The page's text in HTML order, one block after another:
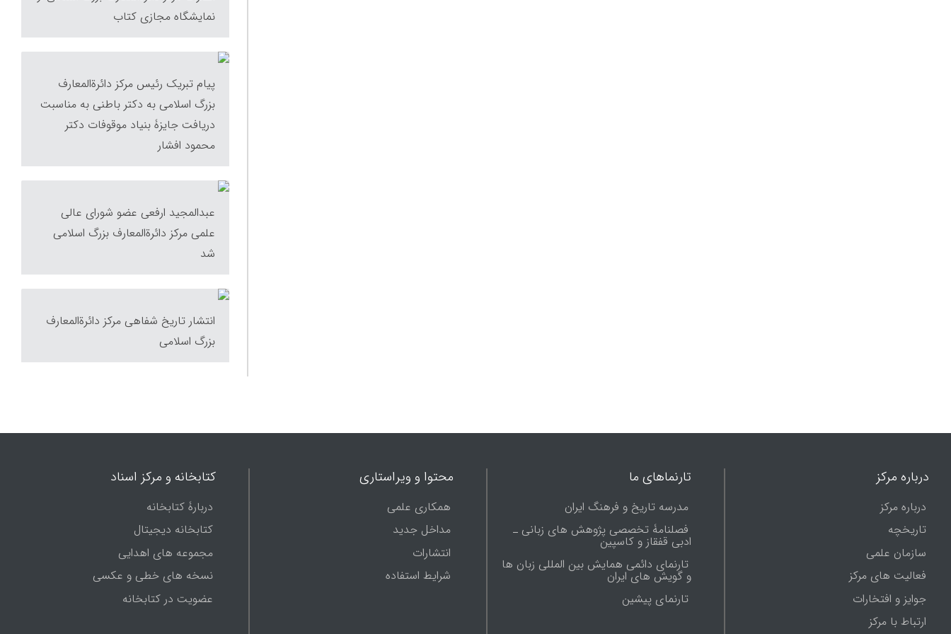
نمایشگاه مجازی کتاب
پیام تبریک رئیس مرکز دائرةالمعارف
بزرگ اسلامی به دکتر باطنی به مناسبت
دریافت جایزۀ بنیاد موقوفات دکتر
محمود افشار
عبدالمجید ارفعی عضو شورای عالی
علمی مرکز دائرةالمعارف بزرگ اسلامی
شد
انتشار تاریخ شفاهی مرکز دائرة‌المعارف
بزرگ اسلامی
درباره مرکز
درباره مرکز
تاریخچه
سازمان علمی
فعالیت های مرکز
جوایز و افتخارات
ارتباط با مرکز
تارنماهای ما
مدرسه تاریخ و فرهنگ ایران
فصلنامۀ تخصصی پژوهش های زبانی ـ
ادبی قفقاز و کاسپین
تارنمای دائمی همایش بین المللی زبان ها
و گویش های ایران
تارنماى پيشين
محتوا و ویراستاری
همکاری علمی
مداخل جدید
انتشارات
شرایط استفاده
کتابخانه و مرکز اسناد
دربارۀ کتابخانه
کتابخانه دیجیتال
مجموعه های اهدایی
نسخه های خطی و عکسی
عضویت در کتابخانه